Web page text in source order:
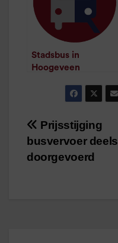
Stadsbus in
Hoogeveen
minuut leestijd
Bericht
navigatie
Prijsstijging
busvervoer deels
doorgevoerd